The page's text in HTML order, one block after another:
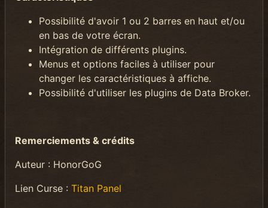
Possibilité d'avoir 1 ou 2 barres en haut et/ou
en bas de votre écran.
Intégration de différents plugins.
Menus et options faciles à utiliser pour
changer les caractéristiques à affiche.
Possibilité d'utiliser les plugins de Data Broker.
Remerciements & crédits
Auteur : HonorGoG
Lien Curse : Titan Panel